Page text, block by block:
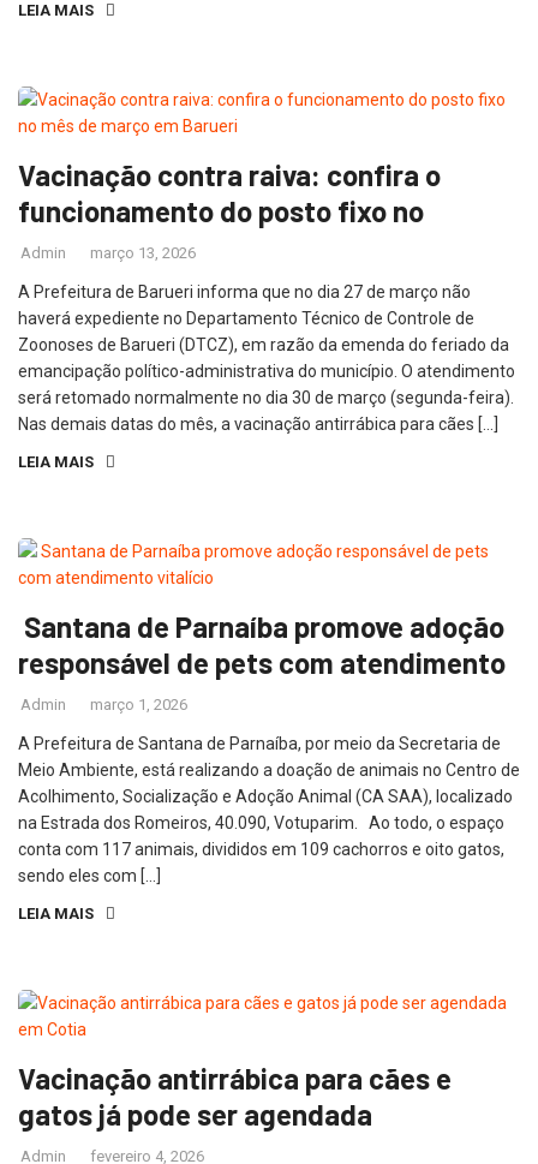
LEIA MAIS
Vacinação contra raiva: confira o
funcionamento do posto fixo no
Admin março 13, 2026
A Prefeitura de Barueri informa que no dia 27 de março não
haverá expediente no Departamento Técnico de Controle de
Zoonoses de Barueri (DTCZ), em razão da emenda do feriado da
emancipação político-administrativa do município. O atendimento
será retomado normalmente no dia 30 de março (segunda-feira).
Nas demais datas do mês, a vacinação antirrábica para cães […]
LEIA MAIS
Santana de Parnaíba promove adoção
responsável de pets com atendimento
Admin março 1, 2026
A Prefeitura de Santana de Parnaíba, por meio da Secretaria de
Meio Ambiente, está realizando a doação de animais no Centro de
Acolhimento, Socialização e Adoção Animal (CA SAA), localizado
na Estrada dos Romeiros, 40.090, Votuparim. Ao todo, o espaço
conta com 117 animais, divididos em 109 cachorros e oito gatos,
sendo eles com […]
LEIA MAIS
Vacinação antirrábica para cães e
gatos já pode ser agendada
Admin fevereiro 4, 2026